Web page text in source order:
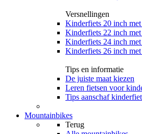
Versnellingen
Kinderfiets 20 inch
Kinderfiets 22 inch
Kinderfiets 24 inch
Kinderfiets 26 inch
Tips en informatie
De juiste maat kiezen
Leren fietsen voor
Tips aanschaf
Mountainbikes
Terug